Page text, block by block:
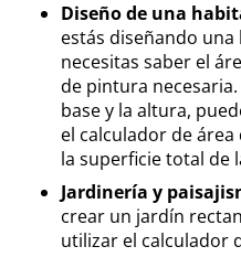
Diseño de una
estás diseñando
necesitas saber el
de pintura
base y la altura,
el calculador de
la superficie total de
Jardinería y
crear un jardín
utilizar el calculador